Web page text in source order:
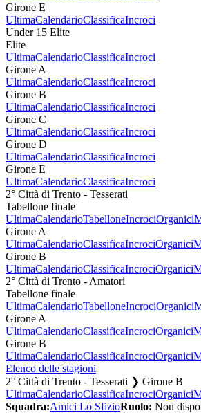
Girone E
UltimaCalendarioClassificaIncroci
Under 15 Elite
Elite
UltimaCalendarioClassificaIncroci
Girone A
UltimaCalendarioClassificaIncroci
Girone B
UltimaCalendarioClassificaIncroci
Girone C
UltimaCalendarioClassificaIncroci
Girone D
UltimaCalendarioClassificaIncroci
Girone E
UltimaCalendarioClassificaIncroci
2° Città di Trento - Tesserati
Tabellone finale
UltimaCalendarioTabelloneIncrociOrganici
Girone A
UltimaCalendarioClassificaIncrociOrganici
Girone B
UltimaCalendarioClassificaIncrociOrganici
2° Città di Trento - Amatori
Tabellone finale
UltimaCalendarioTabelloneIncrociOrganici
Girone A
UltimaCalendarioClassificaIncrociOrganici
Girone B
UltimaCalendarioClassificaIncrociOrganici
Elenco delle stagioni
2° Città di Trento - Tesserati ❯ Girone B
UltimaCalendarioClassificaIncrociOrganici
Squadra:Amici Lo SfizioRuolo: Non